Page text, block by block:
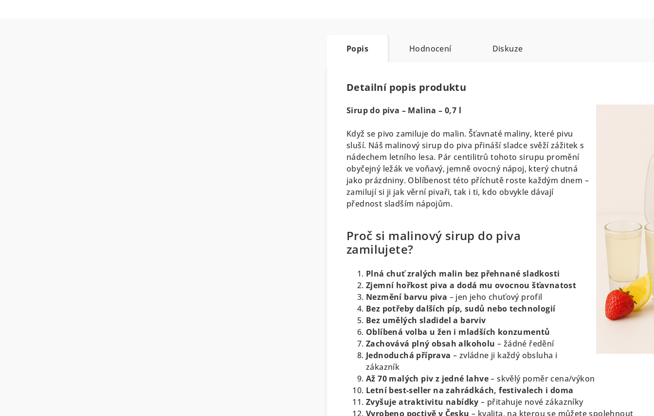
Popis Hodnocení Diskuze
Detailní popis produktu
Sirup do piva – Malina – 0,7 l
Když se pivo zamiluje do malin. Šťavnaté maliny, které pivu
sluší. Náš malinový sirup do piva přináší sladce svěží zážitek s
nádechem letního lesa. Pár centilitrů tohoto sirupu promění
obyčejný ležák ve voňavý, jemně ovocný nápoj, který chutná
jako prázdniny. Oblíbenost této příchutě roste každým dnem –
zamilují si ji jak věrní pivaři, tak i ti, kdo obvykle dávají
přednost sladším nápojům.
Proč si malinový sirup do piva
zamilujete?
Plná chuť zralých malin bez přehnané sladkosti
Zjemní hořkost piva a dodá mu ovocnou šťavnatost
Nezmění barvu piva – jen jeho chuťový profil
Bez potřeby dalších píp, sudů nebo technologií
Bez umělých sladidel a barviv
Oblíbená volba u žen i mladších konzumentů
Zachovává plný obsah alkoholu – žádné ředění
Jednoduchá příprava – zvládne ji každý obsluha i
zákazník
Až 70 malých piv z jedné lahve– skvělý poměr cena/výkon
Letní best-seller na zahrádkách, festivalech i doma
Zvyšuje atraktivitu nabídky – přitahuje nové zákazníky
Vyrobeno poctivě v Česku – kvalita, na kterou se můžete spolehnout